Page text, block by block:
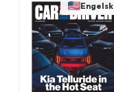
Engelsk